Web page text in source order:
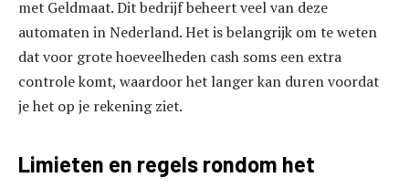
met Geldmaat. Dit bedrijf beheert veel van deze
automaten in Nederland. Het is belangrijk om te weten
dat voor grote hoeveelheden cash soms een extra
controle komt, waardoor het langer kan duren voordat
je het op je rekening ziet.
Limieten en regels rondom het